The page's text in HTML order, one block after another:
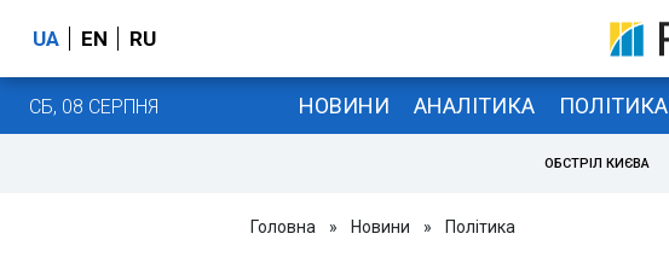
UA EN RU
СБ, 08 СЕРПНЯ НОВИНИ АНАЛІТИКА ПОЛІТИКА
ОБСТРІЛ КИЄВА
Головна » Новини » Політика